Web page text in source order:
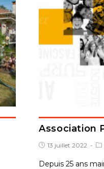
Association
13 juillet 2022
Depuis 25 ans